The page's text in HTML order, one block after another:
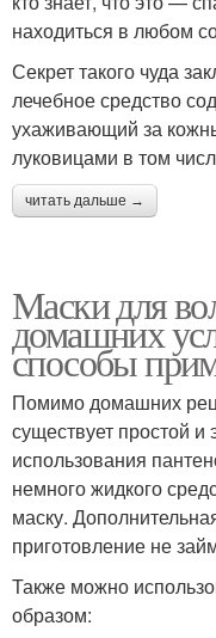
находиться в любом
Секрет такого чуда
лечебное средство
ухаживающий за
луковицами в том
читать дальше →
Маски для
домашних
способы
Помимо домашних
существует простой
использования
немного жидкого
маску.
приготовление не
Также можно
образом: